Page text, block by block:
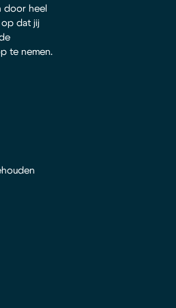
door heel
dat jij
te nemen.